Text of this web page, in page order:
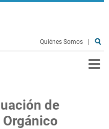
Quiénes Somos
de